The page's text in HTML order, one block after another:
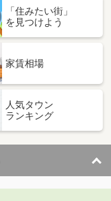
「住みたい街」
を見つけよう
家賃相場
人気タウン
ランキング